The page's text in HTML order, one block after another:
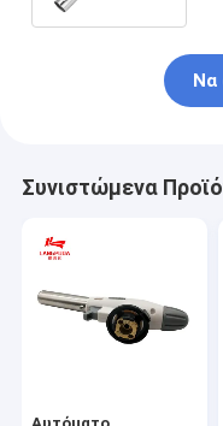
Να
Συνιστώμενα